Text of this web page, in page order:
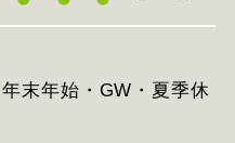
末年始・GW・夏季休